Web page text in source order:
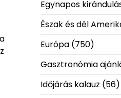
Egynapos
Észak és dél
Európa(750)
Gasztronómia
Időjárás kalauz (56)